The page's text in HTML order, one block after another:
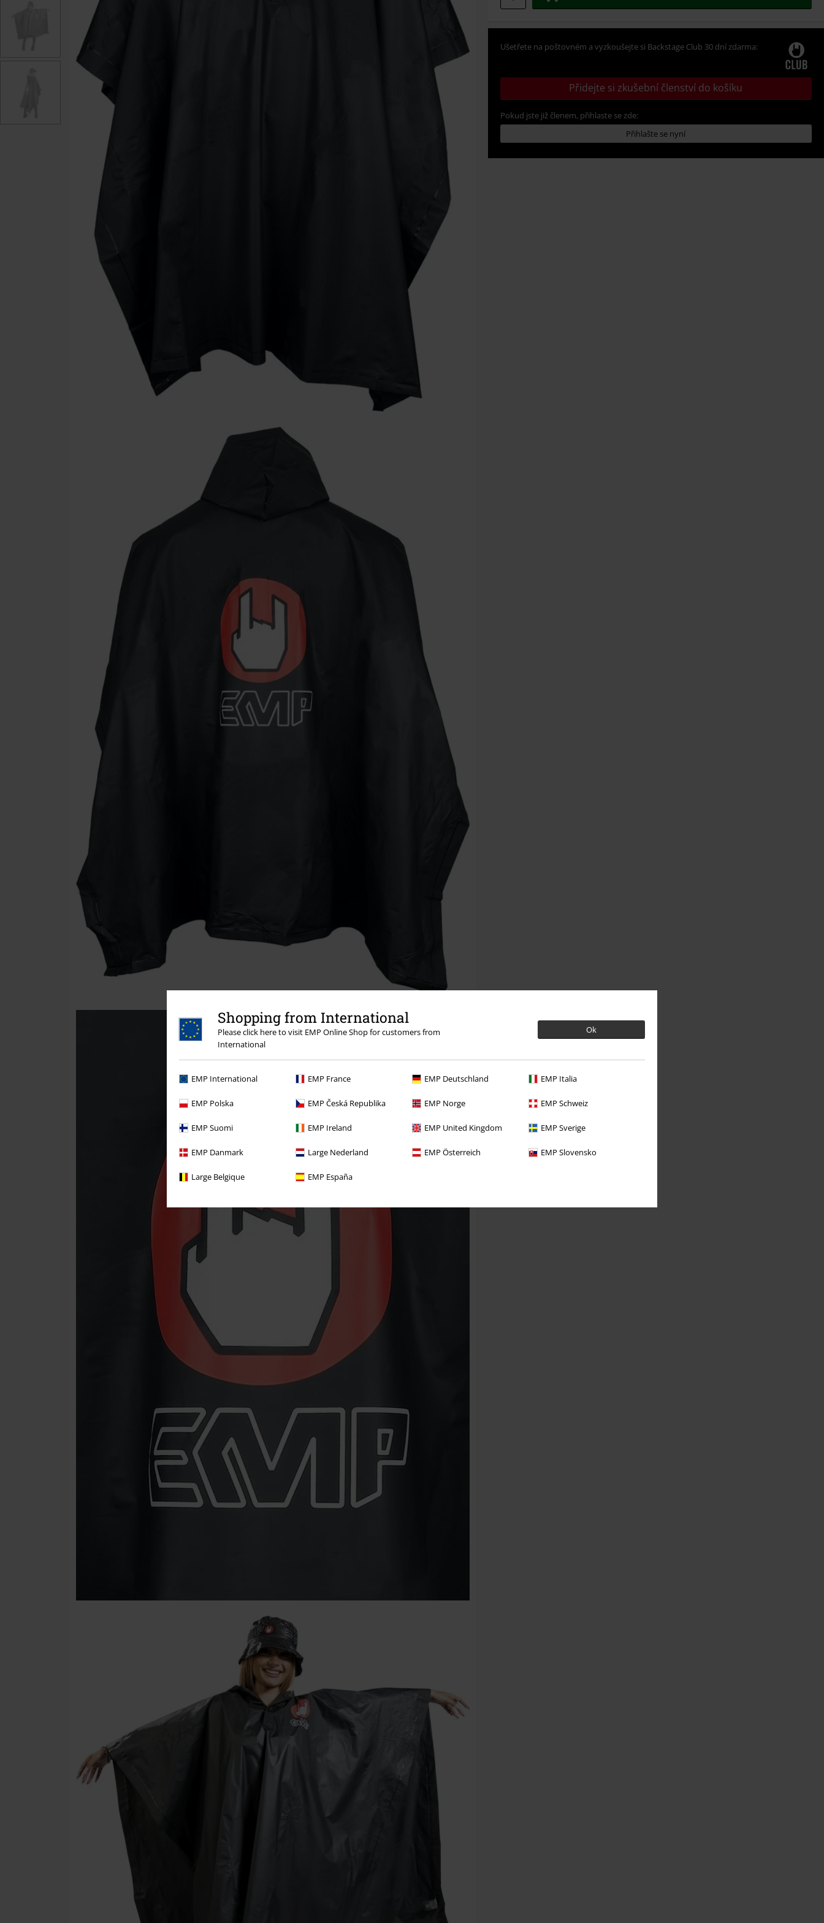
Shopping from International
Please click here to visit EMP Online Shop for customers from
International
Ok
EMP International EMP France EMP Deutschland EMP Italia
EMP Polska EMP Česká Republika EMP Norge EMP Schweiz
EMP Suomi EMP Ireland EMP United Kingdom EMP Sverige
EMP Danmark Large Nederland EMP Österreich EMP Slovensko
Large Belgique EMP España
Ušetřete na poštovném a vyzkoušejte si Backstage Club 30 dní zdarma:
Přidejte si zkušební členství do košíku
Pokud jste již členem, přihlaste se zde:
Přihlašte se nyní